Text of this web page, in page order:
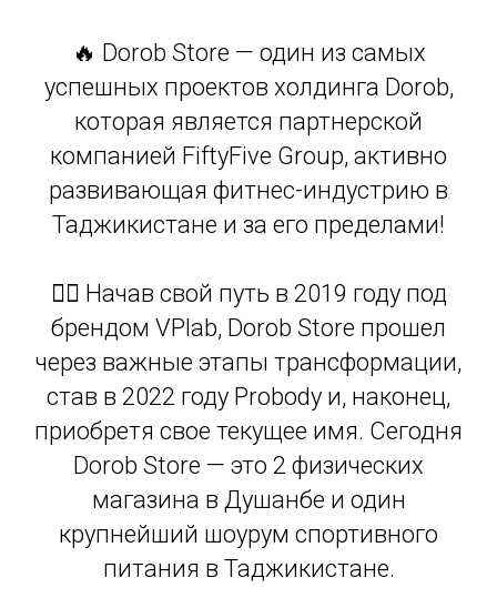
🔥 Dorob Store — один из самых
успешных проектов холдинга Dorob,
которая является партнерской
компанией FiftyFive Group, активно
развивающая фитнес-индустрию в
Таджикистане и за его пределами!
🏋️‍♂️ Начав свой путь в 2019 году под
брендом VPlab, Dorob Store прошел
через важные этапы трансформации,
став в 2022 году Probody и, наконец,
приобретя свое текущее имя. Сегодня
Dorob Store — это 2 физических
магазина в Душанбе и один
крупнейший шоурум спортивного
питания в Таджикистане.